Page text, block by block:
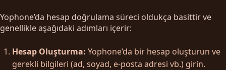
Yophone’da hesap doğrulama süreci oldukça basittir ve
genellikle aşağıdaki adımları içerir:
Hesap Oluşturma: Yophone’da bir hesap oluşturun ve
gerekli bilgileri (ad, soyad, e-posta adresi vb.) girin.